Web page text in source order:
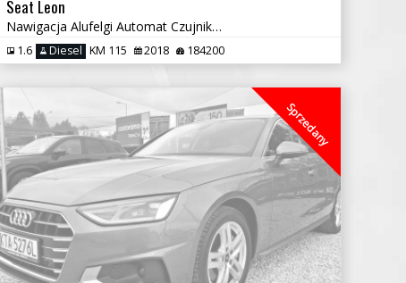
Seat Leon
Nawigacja Alufelgi Automat Czujniki Cofania
1.6 Diesel KM 115 2018 184200
Sprzedany